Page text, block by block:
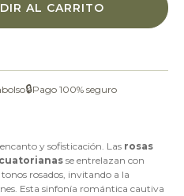
AL CARRITO
🔒Pago 100% seguro
y sofisticación. Las rosas
se entrelazan con
tonos rosados, invitando a la
Esta sinfonía romántica cautiva